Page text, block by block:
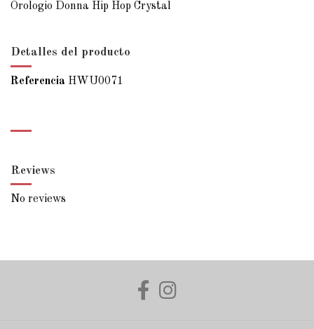
Orologio Donna Hip Hop Crystal
Detalles del producto
Referencia HWU0071
Reviews
No reviews